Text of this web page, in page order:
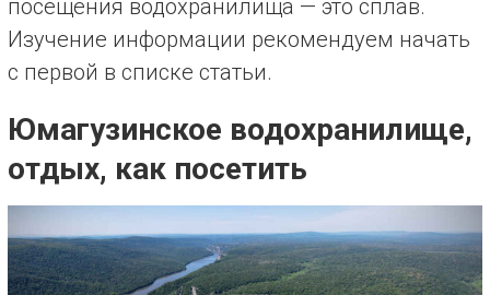
посещения водохранилища — это сплав.
Изучение информации рекомендуем начать
с первой в списке статьи.
Юмагузинское водохранилище,
отдых, как посетить